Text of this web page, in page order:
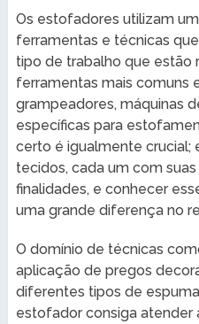
Os estofadores utilizam
ferramentas e técnicas
tipo de trabalho que estão
ferramentas mais comuns
grampeadores, máquinas
específicas para
certo é igualmente crucial;
tecidos, cada um com
finalidades, e conhecer
uma grande diferença no
O domínio de técnicas
aplicação de pregos
diferentes tipos de
estofador consiga atender